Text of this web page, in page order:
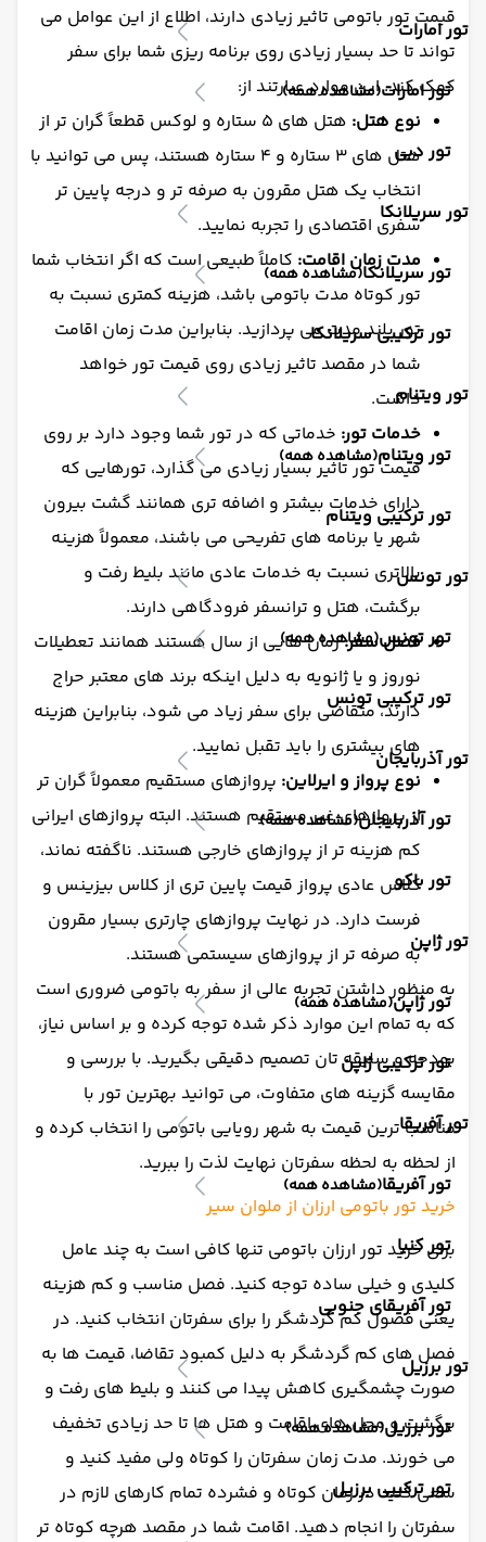
تور امارات
تور امارات(مشاهده همه)
تور دبی
تور سریلانکا
تور سریلانکا(مشاهده همه)
تور ترکیبی سریلانکا
تور ویتنام
تور ویتنام(مشاهده همه)
تور ترکیبی ویتنام
تور تونس
تور تونس(مشاهده همه)
تور ترکیبی تونس
تور آذربایجان
تور آذربایجان(مشاهده همه)
تور باکو
تور ژاپن
تور ژاپن(مشاهده همه)
تور ترکیبی ژاپن
تور آفریقا
تور آفریقا(مشاهده همه)
تور کنیا
تور آفریقای جنوبی
تور برزیل
تور برزیل(مشاهده همه)
تور ترکیبی برزیل
قیمت تور باتومی تاثیر زیادی دارند، اطلاع از این عوامل می
تواند تا حد بسیار زیادی روی برنامه ریزی شما برای سفر
کمک کند. این موارد عبارتند از:
نوع هتل:
هتل های 5 ستاره و لوکس قطعاً گران تر از
هتل های 3 ستاره و 4 ستاره هستند، پس می توانید با
انتخاب یک هتل مقرون به صرفه تر و درجه پایین تر
سفری اقتصادی را تجربه نمایید.
مدت زمان اقامت: کاملاً طبیعی است که اگر انتخاب شما
تور کوتاه مدت باتومی باشد، هزینه کمتری نسبت به
تور بلند مدت می پردازید. بنابراین مدت زمان اقامت
شما در مقصد تاثیر زیادی روی قیمت تور خواهد
داشت.
خدمات تور: خدماتی که در تور شما وجود دارد بر روی
قیمت تور تاثیر بسیار زیادی می گذارد، تورهایی که
دارای خدمات بیشتر و اضافه تری همانند گشت بیرون
شهر یا برنامه های تفریحی می باشند، معمولاً هزینه
بالاتری نسبت به خدمات عادی مانند بلیط رفت و
برگشت، هتل و ترانسفر فرودگاهی دارند.
فصل سفر:زمان هایی از سال هستند همانند تعطیلات
نوروز و یا ژانویه به دلیل اینکه برند های معتبر حراج
دارند، متقاضی برای سفر زیاد می شود، بنابراین هزینه
های بیشتری را باید تقبل نمایید.
نوع پرواز و ایرلاین: پروازهای مستقیم معمولاً گران تر
از پروازهای غیر مستقیم هستند. البته پروازهای ایرانی
کم هزینه تر از پروازهای خارجی هستند. ناگفته نماند،
کلاس عادی پرواز قیمت پایین تری از کلاس بیزینس و
فرست دارد. در نهایت پروازهای چارتری بسیار مقرون
به صرفه تر از پروازهای سیستمی هستند.
به منظور داشتن تجربه عالی از سفر به باتومی ضروری است
که به تمام این موارد ذکر شده توجه کرده و بر اساس نیاز،
بودجه و سلیقه تان تصمیم دقیقی بگیرید. با بررسی و
مقایسه گزینه های متفاوت، می توانید بهترین تور با
مناسب ترین قیمت به شهر رویایی باتومی را انتخاب کرده و
از لحظه به لحظه سفرتان نهایت لذت را ببرید.
خرید تور باتومی ارزان از ملوان سیر
برای خرید تور ارزان باتومی تنها کافی است به چند عامل
کلیدی و خیلی ساده توجه کنید. فصل مناسب و کم هزینه
یعنی فصول کم گردشگر را برای سفرتان انتخاب کنید. در
فصل های کم گردشگر به دلیل کمبود تقاضا، قیمت ها به
صورت چشمگیری کاهش پیدا می کنند و بلیط های رفت و
برگشت و محل های اقامت و هتل ها تا حد زیادی تخفیف
می خورند. مدت زمان سفرتان را کوتاه ولی مفید کنید و
سعی کنید در زمان کوتاه و فشرده تمام کارهای لازم در
سفرتان را انجام دهید. اقامت شما در مقصد هرچه کوتاه تر